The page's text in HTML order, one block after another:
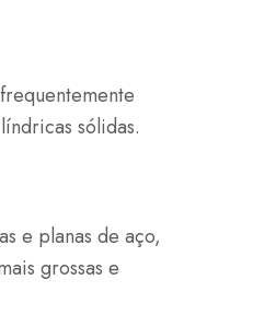
sólidas.
e planas de aço,
grossas e